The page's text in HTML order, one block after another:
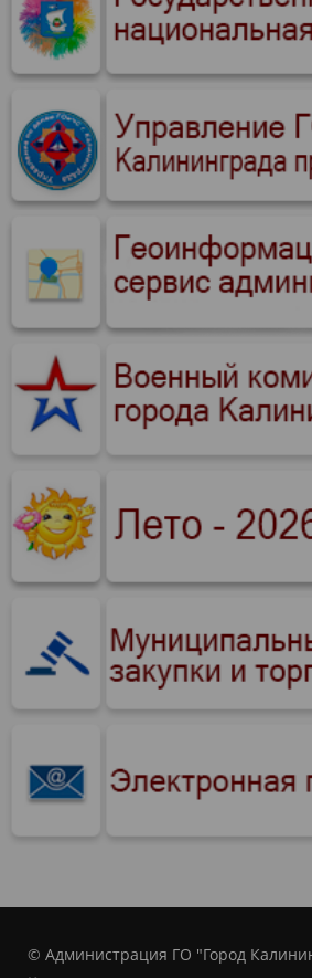
© Администрация ГО "Город